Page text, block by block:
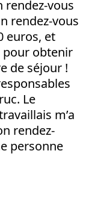
rendez-vous
rendez-vous
euros, et
pour obtenir
de séjour !
Le
m’a
rendez-
personne